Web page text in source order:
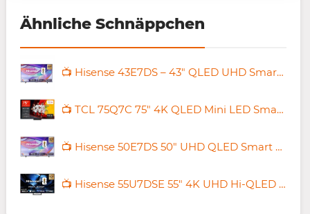
Ähnliche Schnäppchen
📺 Hisense 43E7DS – 43″ QLED UHD Smart TV für 224,11€ (statt 279€)
📺 TCL 75Q7C 75″ 4K QLED Mini LED Smart TV mit 144Hz für 999€ (statt 1.200€)
📺 Hisense 50E7DS 50″ UHD QLED Smart TV für 299€ (statt 349€)
📺 Hisense 55U7DSE 55″ 4K UHD Hi-QLED Mini LED Smart TV für 549€ (statt 616€)